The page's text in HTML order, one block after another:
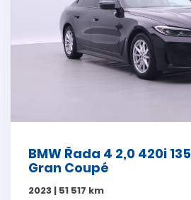
BMW Řada 4 2,0 420i
Gran Coupé
2023 | 51 517 km